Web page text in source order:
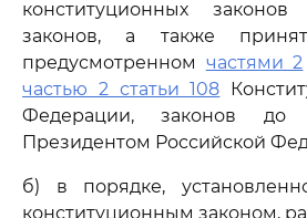
конституционных
законов, а также
предусмотренном частями 2
частью 2 статьи 108
Федерации, законов до
Президентом Российской
б) в порядке,
конституционным законом,